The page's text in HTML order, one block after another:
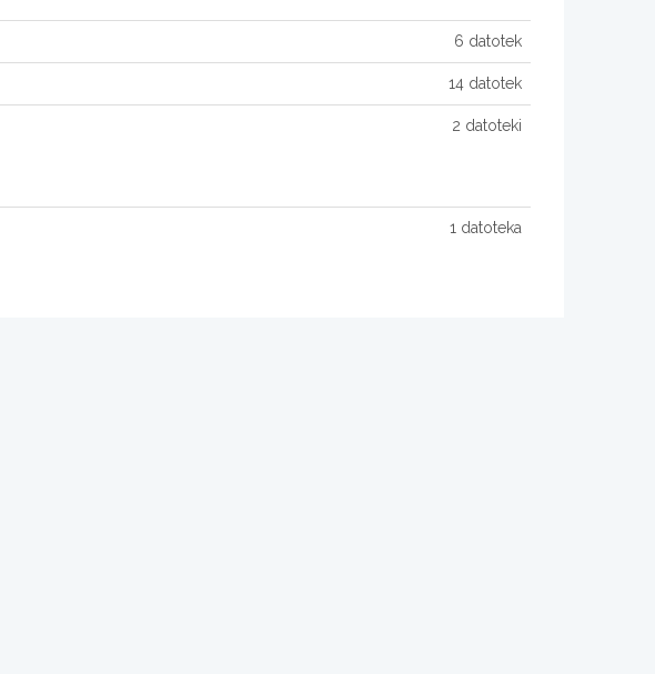
6 datotek
14 datotek
2 datoteki
1 datoteka